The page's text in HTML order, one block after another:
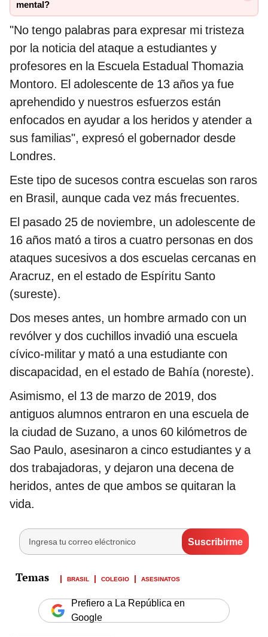
mental?
"No tengo palabras para expresar mi tristeza
por la noticia del ataque a estudiantes y
profesores en la Escuela Estadual Thomazia
Montoro. El adolescente de 13 años ya fue
aprehendido y nuestros esfuerzos están
enfocados en ayudar a los heridos y atender a
sus familias", expresó el gobernador desde
Londres.
Este tipo de sucesos contra escuelas son raros
en Brasil, aunque cada vez más frecuentes.
El pasado 25 de noviembre, un adolescente de
16 años mató a tiros a cuatro personas en dos
ataques sucesivos a dos escuelas cercanas en
Aracruz, en el estado de Espíritu Santo
(sureste).
Dos meses antes, un hombre armado con un
revólver y dos cuchillos invadió una escuela
cívico-militar y mató a una estudiante con
discapacidad, en el estado de Bahía (noreste).
Asimismo, el 13 de marzo de 2019, dos
antiguos alumnos entraron en una escuela de
la ciudad de Suzano, a unos 60 kilómetros de
Sao Paulo, asesinaron a cinco estudiantes y a
dos trabajadoras, y dejaron una decena de
heridos, antes de que ambos se quitaran la
vida.
BRASIL COLEGIO ASESINATOS
Prefiero a La República en
Google